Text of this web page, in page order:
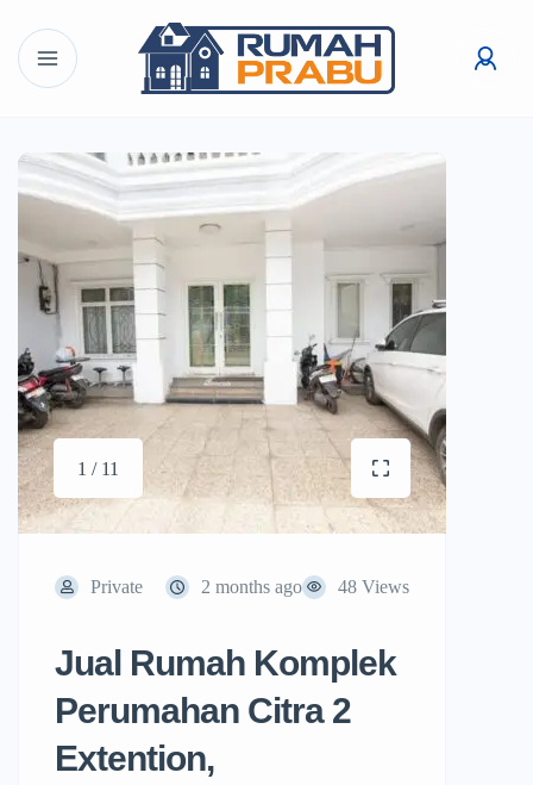
1 / 11
Private 2 months ago 48 Views
Jual Rumah Komplek
Perumahan Citra 2
Extention,